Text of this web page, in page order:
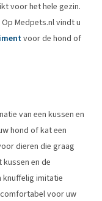
voor het hele gezin.
Medpets.nl vindt u
voor de hond of
van een kussen en
hond of kat een
dieren die graag
kussen en de
knuffelig imitatie
voor uw